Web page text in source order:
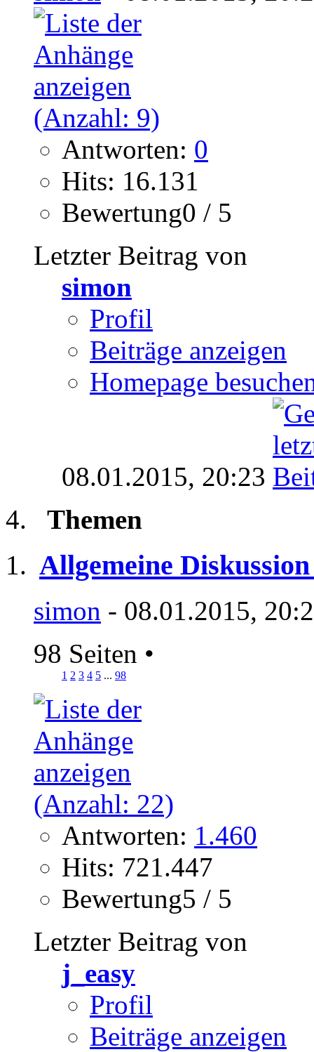
Antworten: 0
Hits: 16.131
Bewertung0 / 5
Letzter Beitrag von
simon
Profil
Beiträge anzeigen
Homepage
08.01.2015, 20:23
Themen
Allgemeine
simon - 08.01.2015,
98 Seiten •
1 2 3 4 5 ... 98
Antworten: 1.460
Hits: 721.447
Bewertung5 / 5
Letzter Beitrag von
j_easy
Profil
Beiträge anzeigen